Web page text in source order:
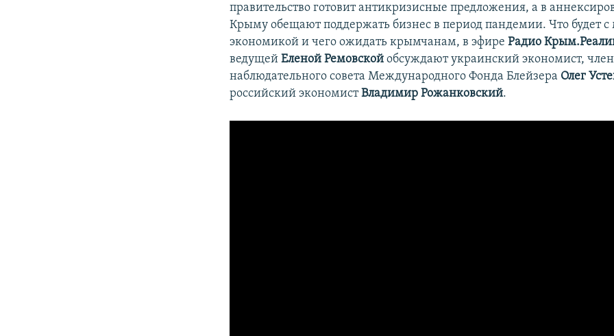
правительство готовит антикризисные предложения, а в
Крыму обещают поддержать бизнес в период пандемии. Что будет
экономикой и чего ожидать крымчанам, в эфиреРадио
ведущейЕленой Ремовской обсуждают украинский экономист, член
наблюдательного совета Международного Фонда Блейзера Олег
российский экономистВладимир Рожанковский.